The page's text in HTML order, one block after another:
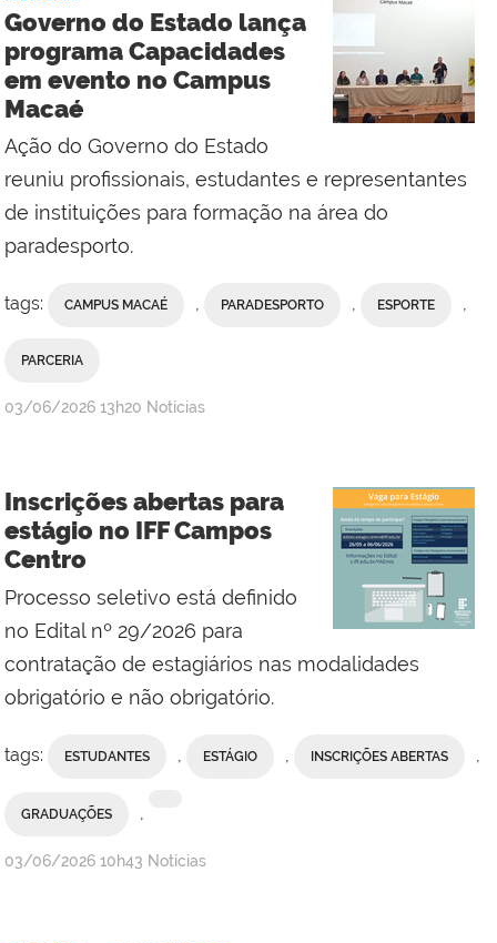
Comunicação
Social
do
Campus
Bom
Jesus
Itabapoana
Governo do Estado lança
programa Capacidades
em evento no Campus
Macaé
Ação do Governo do Estado
reuniu profissionais, estudantes e representantes
de instituições para formação na área do
paradesporto.
tags: CAMPUS MACAÉ , PARADESPORTO , ESPORTE ,
PARCERIA
por
Campus
Macaé
publicado
03/06/2026 13h20 Notícias
Inscrições abertas para
estágio no IFF Campos
Centro
Processo seletivo está definido
no Edital nº 29/2026 para
contratação de estagiários nas modalidades
obrigatório e não obrigatório.
tags: ESTUDANTES ESTÁGIO INSCRIÇÕES ABERTAS
GRADUAÇÕES
por
publicado
03/06/2026 10h43 Notícias